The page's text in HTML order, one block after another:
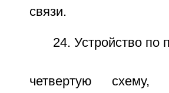
связи.
24. Устройство по
четвертую схему,